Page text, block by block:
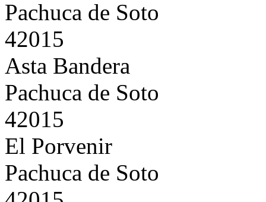
Pachuca de Soto
42015
Asta Bandera
Pachuca de Soto
42015
El Porvenir
Pachuca de Soto